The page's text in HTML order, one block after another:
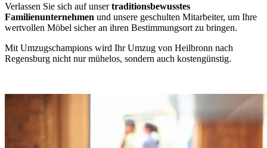
Verlassen Sie sich auf unsertraditionsbewusstes
Familienunternehmen und unsere geschulten Mitarbeiter, um Ihre
wertvollen Möbel sicher an ihren Bestimmungsort zu bringen.
Mit Umzugschampions wird Ihr Umzug von Heilbronn nach
Regensburg nicht nur mühelos, sondern auch kostengünstig.